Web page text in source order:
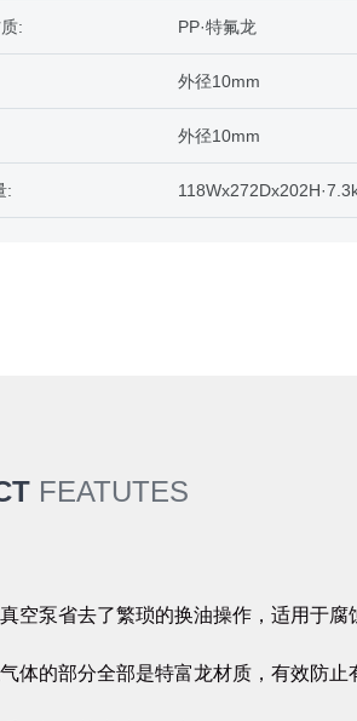
: PP·特氟龙
外径10mm
外径10mm
:
FEATUTES
空泵省去了繁琐的换油操作，适用于腐
体的部分全部是特富龙材质，有效防止